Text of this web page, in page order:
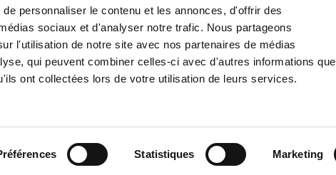
personnaliser le contenu et les annonces, d'offrir des
sociaux et d'analyser notre trafic. Nous partageons
l'utilisation de notre site avec nos partenaires de médias
qui peuvent combiner celles-ci avec d'autres informations que
ont collectées lors de votre utilisation de leurs services.
Statistiques Marketing
accessoires